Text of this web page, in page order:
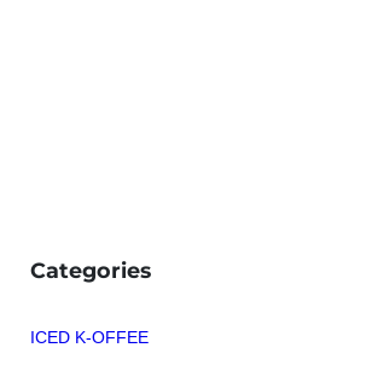
Categories
ICED K-OFFEE